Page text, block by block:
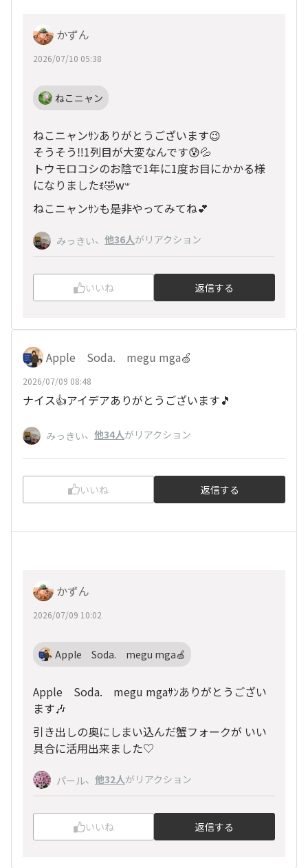
かずん
2026/07/10 05:38
ねこニャン
ねこニャンｻﾝありがとうございます😉
そうそう‼️1列目が大変なんです😰💦
トウモロコシのお陰で1年に1度お目にかかる様
になりましたꉂ🤣w‪𐤔
ねこニャンｻﾝも是非やってみてね💕︎
みっきい、 他36人がリアクション
いいね 返信する
Apple Soda. megu mga🍏
2026/07/09 08:48
ナイス👍アイデアありがとうございます🎵
みっきい、 他34人がリアクション
いいね 返信する
かずん
2026/07/09 10:02
Apple Soda. megu mga🍏
Apple Soda. megu mgaｻﾝありがとうござい
ます🎶
引き出しの奥にしまい込んだ蟹フォークが いい
具合に活用出来ました♡
パール、 他32人がリアクション
いいね 返信する